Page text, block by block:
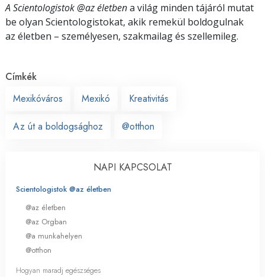
A Scientologistok @az életbena világ minden tájáról mutat
be olyan Scientologistokat, akik remekül boldogulnak
az életben – személyesen, szakmailag és szellemileg.
Címkék
Mexikóváros
Mexikó Kreativitás
Az út a boldogsághoz @otthon
NAPI KAPCSOLAT
Scientologistok @az életben
@az életben
@az Orgban
@a munkahelyen
@otthon
Hogyan maradj egészséges